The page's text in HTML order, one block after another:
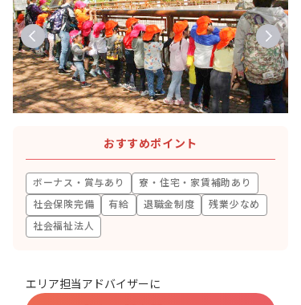
おすすめポイント
ボーナス・賞与あり
寮・住宅・家賃補助あり
社会保険完備
有給 退職金制度
残業少なめ
社会福祉法人
エリア担当アドバイザーに